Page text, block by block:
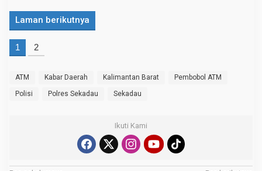
Laman berikutnya
1 2
ATM Kabar Daerah Kalimantan Barat
Pembobol ATM
Polisi
Polres Sekadau Sekadau
Ikuti Kami